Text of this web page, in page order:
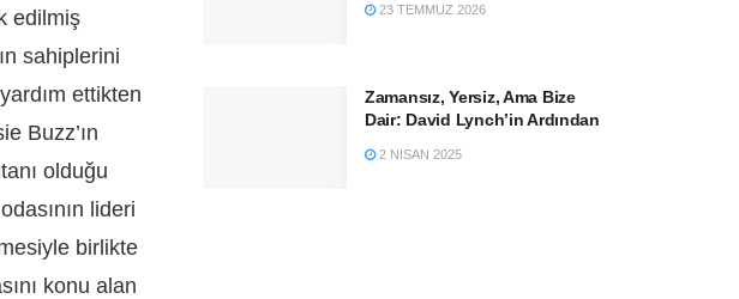
edilmiş
sahiplerini
ettikten
Buzz’ın
olduğu
lideri
birlikte
konu alan
23 TEMMUZ 2026
Zamansız, Yersiz, Ama Bize
Dair: David Lynch’in Ardından
2 NISAN 2025